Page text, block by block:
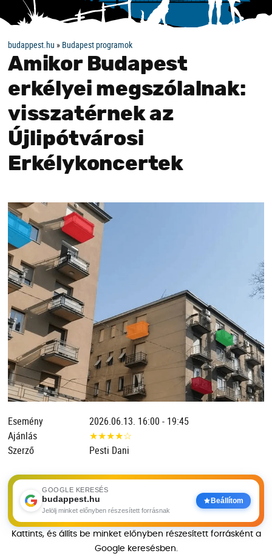
budappest.hu » Budapest programok
Amikor Budapest
erkélyei megszólalnak:
visszatérnek az
Újlipótvárosi
Erkélykoncertek
Esemény
2026.06.13. 16:00 - 19:45
Ajánlás
★★★★☆
Szerző
Pesti Dani
GOOGLE KERESÉS
budappest.hu
Jelölj minket előnyben részesített forrásnak
Beállítom
Kattints, és állíts be minket előnyben részesített forrásként a
Google keresésben.